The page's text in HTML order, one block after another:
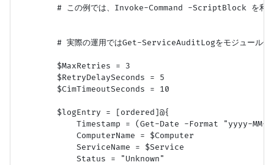
# この例では、Invoke-Command -ScriptBlock を利用
# 実際の運用ではGet-ServiceAuditLogをモジュール化
        $MaxRetries = 3
        $RetryDelaySeconds = 5
        $CimTimeoutSeconds = 10
        $logEntry = [ordered]@{
Timestamp = (Get-Date -Format "yyyy-MM-
            ComputerName = $Computer
            ServiceName = $Service
            Status = "Unknown"